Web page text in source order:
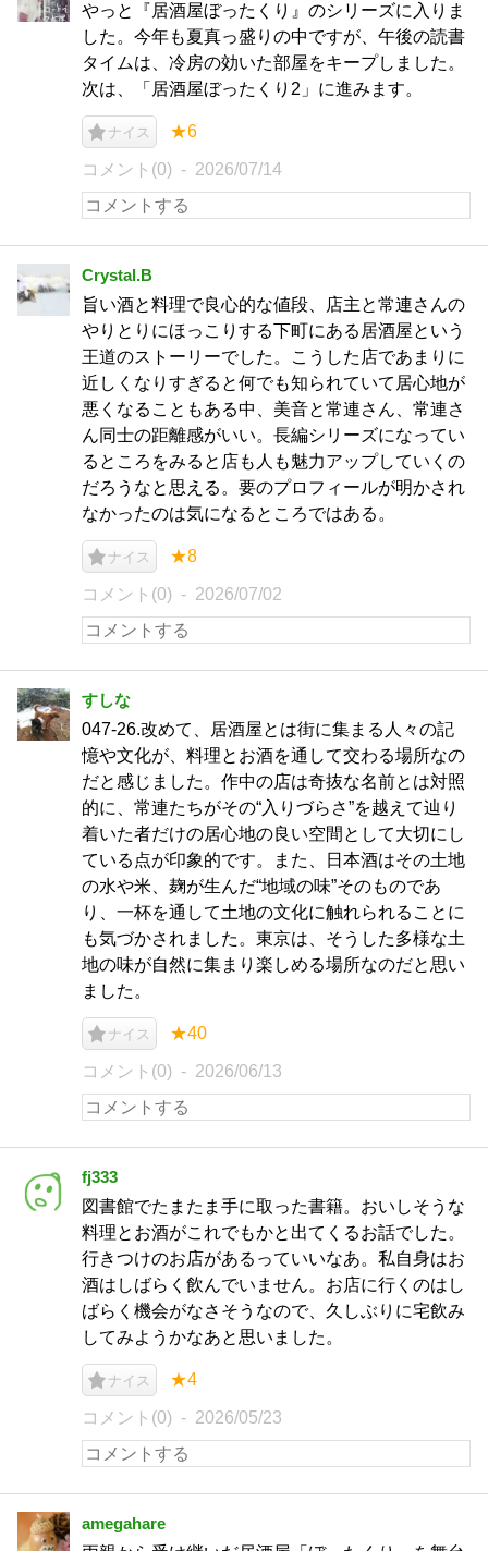
やっと『居酒屋ぼったくり』のシリーズに入りま
した。今年も夏真っ盛りの中ですが、午後の読書
タイムは、冷房の効いた部屋をキープしました。
次は、「居酒屋ぼったくり2」に進みます。
ナイス ★6
コメント(0) 2026/07/14
Crystal.B
旨い酒と料理で良心的な値段、店主と常連さんの
やりとりにほっこりする下町にある居酒屋という
王道のストーリーでした。こうした店であまりに
近しくなりすぎると何でも知られていて居心地が
悪くなることもある中、美音と常連さん、常連さ
ん同士の距離感がいい。長編シリーズになってい
るところをみると店も人も魅力アップしていくの
だろうなと思える。要のプロフィールが明かされ
なかったのは気になるところではある。
ナイス ★8
コメント(0) 2026/07/02
すしな
047-26.改めて、居酒屋とは街に集まる人々の記
憶や文化が、料理とお酒を通して交わる場所なの
だと感じました。作中の店は奇抜な名前とは対照
的に、常連たちがその“入りづらさ”を越えて辿り
着いた者だけの居心地の良い空間として大切にし
ている点が印象的です。また、日本酒はその土地
の水や米、麹が生んだ“地域の味”そのものであ
り、一杯を通して土地の文化に触れられることに
も気づかされました。東京は、そうした多様な土
地の味が自然に集まり楽しめる場所なのだと思い
ました。
ナイス ★40
コメント(0) 2026/06/13
fj333
図書館でたまたま手に取った書籍。おいしそうな
料理とお酒がこれでもかと出てくるお話でした。
行きつけのお店があるっていいなあ。私自身はお
酒はしばらく飲んでいません。お店に行くのはし
ばらく機会がなさそうなので、久しぶりに宅飲み
してみようかなあと思いました。
ナイス ★4
コメント(0) 2026/05/23
amegahare